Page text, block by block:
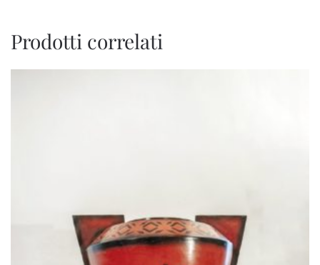
Prodotti correlati